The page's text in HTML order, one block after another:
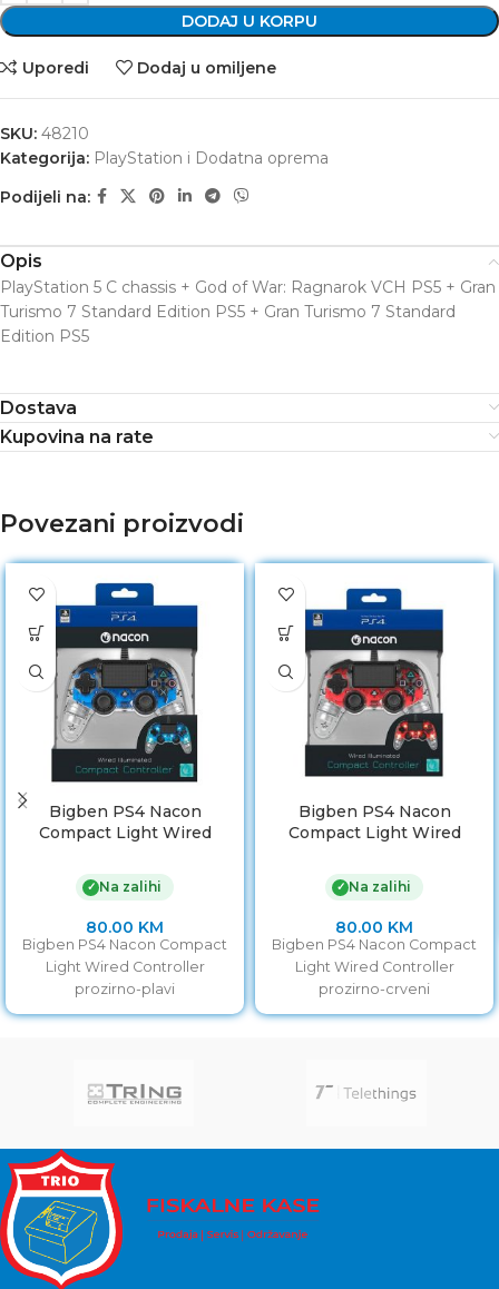
DODAJ U KORPU
Uporedi Dodaj u omiljene
SKU: 48210
Kategorija: PlayStation i Dodatna oprema
Podijeli na:
Opis
PlayStation 5 C chassis + God of War: Ragnarok VCH PS5 + Gran
Turismo 7 Standard Edition PS5 + Gran Turismo 7 Standard
Edition PS5
Dostava
Kupovina na rate
Povezani proizvodi
Bigben PS4 Nacon
Compact Light Wired
✓ Na zalihi
80.00 KM
Bigben PS4 Nacon Compact
Light Wired Controller
prozirno-plavi
Bigben PS4 Nacon
Compact Light Wired
✓ Na zalihi
80.00 KM
Bigben PS4 Nacon Compact
Light Wired Controller
prozirno-crveni